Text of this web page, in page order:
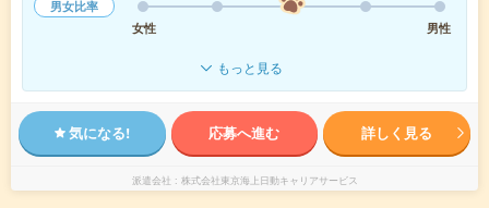
男女比率
女性
男性
もっと見る
気になる! 応募へ進む 詳しく見る
派遣会社 株式会社東京海上日動キャリアサービス